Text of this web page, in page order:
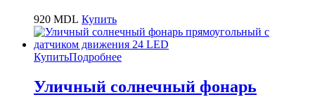
920 MDL Купить
КупитьПодробнее
Уличный солнечный фонарь